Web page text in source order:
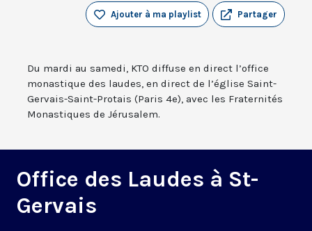
Partager
Ajouter à ma playlist
Du mardi au samedi, KTO diffuse en direct l’office
monastique des laudes, en direct de l’église Saint-
Gervais-Saint-Protais (Paris 4e), avec les Fraternités
Monastiques de Jérusalem.
Office des Laudes à St-
Gervais